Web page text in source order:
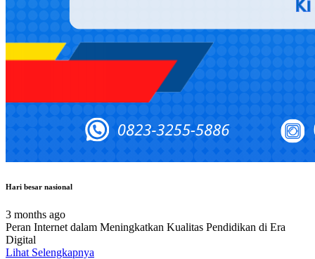
Hari besar nasional
3 months ago
Peran Internet dalam Meningkatkan Kualitas Pendidikan di Era
Digital
Lihat Selengkapnya